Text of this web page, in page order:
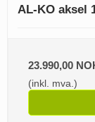
AL-KO aksel
23.990,00
(inkl. mva.)